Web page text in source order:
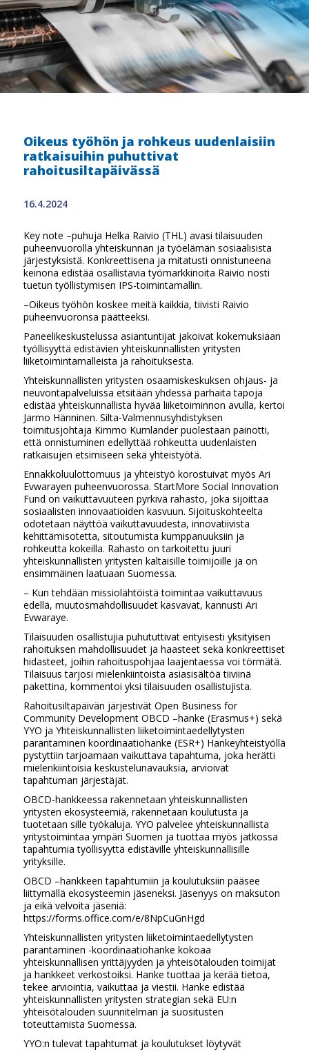
Oikeus työhön ja rohkeus uudenlaisiin
ratkaisuihin puhuttivat
rahoitusiltapäivässä
16.4.2024
Key note –puhuja Helka Raivio (THL) avasi tilaisuuden
puheenvuorolla yhteiskunnan ja työelämän sosiaalisista
järjestyksistä. Konkreettisena ja mitatusti onnistuneena
keinona edistää osallistavia työmarkkinoita Raivio nosti
tuetun työllistymisen IPS-toimintamallin.
–Oikeus työhön koskee meitä kaikkia, tiivisti Raivio
puheenvuoronsa päätteeksi.
Paneelikeskustelussa asiantuntijat jakoivat kokemuksiaan
työllisyyttä edistävien yhteiskunnallisten yritysten
liiketoimintamalleista ja rahoituksesta.
Yhteiskunnallisten yritysten osaamiskeskuksen ohjaus- ja
neuvontapalveluissa etsitään yhdessä parhaita tapoja
edistää yhteiskunnallista hyvää liiketoiminnon avulla, kertoi
Jarmo Hänninen. Silta-Valmennusyhdistyksen
toimitusjohtaja Kimmo Kumlander puolestaan painotti,
että onnistuminen edellyttää rohkeutta uudenlaisten
ratkaisujen etsimiseen sekä yhteistyötä.
Ennakkoluulottomuus ja yhteistyö korostuivat myös Ari
Evwarayen puheenvuorossa. StartMore Social Innovation
Fund on vaikuttavuuteen pyrkivä rahasto, joka sijoittaa
sosiaalisten innovaatioiden kasvuun. Sijoituskohteelta
odotetaan näyttöä vaikuttavuudesta, innovatiivista
kehittämisotetta, sitoutumista kumppanuuksiin ja
rohkeutta kokeilla. Rahasto on tarkoitettu juuri
yhteiskunnallisten yritysten kaltaisille toimijoille ja on
ensimmäinen laatuaan Suomessa.
– Kun tehdään missiolähtöistä toimintaa vaikuttavuus
edellä, muutosmahdollisuudet kasvavat, kannusti Ari
Evwaraye.
Tilaisuuden osallistujia puhututtivat erityisesti yksityisen
rahoituksen mahdollisuudet ja haasteet sekä konkreettiset
hidasteet, joihin rahoituspohjaa laajentaessa voi törmätä.
Tilaisuus tarjosi mielenkiintoista asiasisältöä tiiviinä
pakettina, kommentoi yksi tilaisuuden osallistujista.
Rahoitusiltapäivän järjestivät Open Business for
Community Development OBCD –hanke (Erasmus+) sekä
YYO ja Yhteiskunnallisten liiketoimintaedellytysten
parantaminen koordinaatiohanke (ESR+) Hankeyhteistyöllä
pystyttiin tarjoamaan vaikuttava tapahtuma, joka herätti
mielenkiintoisia keskustelunavauksia, arvioivat
tapahtuman järjestäjät.
OBCD-hankkeessa rakennetaan yhteiskunnallisten
yritysten ekosysteemiä, rakennetaan koulutusta ja
tuotetaan sille työkaluja. YYO palvelee yhteiskunnallista
yritystoimintaa ympäri Suomen ja tuottaa myös jatkossa
tapahtumia työllisyyttä edistäville yhteiskunnallisille
yrityksille.
OBCD –hankkeen tapahtumiin ja koulutuksiin pääsee
liittymällä ekosysteemin jäseneksi. Jäsenyys on maksuton
ja eikä velvoita jäseniä:
https://forms.office.com/e/8NpCuGnHgd
Yhteiskunnallisten yritysten liiketoimintaedellytysten
parantaminen -koordinaatiohanke kokoaa
yhteiskunnallisen yrittäjyyden ja yhteisötalouden toimijat
ja hankkeet verkostoiksi. Hanke tuottaa ja kerää tietoa,
tekee arviointia, vaikuttaa ja viestii. Hanke edistää
yhteiskunnallisten yritysten strategian sekä EU:n
yhteisötalouden suunnitelman ja suositusten
toteuttamista Suomessa.
YYO:n tulevat tapahtumat ja koulutukset löytyvät